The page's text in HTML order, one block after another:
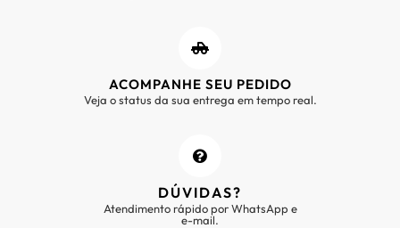
ACOMPANHE SEU PEDIDO
Veja o status da sua entrega em tempo real.
DÚVIDAS?
Atendimento rápido por WhatsApp e
e-mail.